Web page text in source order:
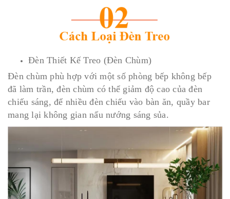
Đèn Thiết Kế Treo (Đèn Chùm)
Đèn chùm phù hợp với một số phòng bếp không bếp
đã làm trần, đèn chùm có thể giảm độ cao của đèn
chiếu sáng, để nhiều đèn chiếu vào bàn ăn, quầy bar
mang lại không gian nấu nướng sáng sủa.